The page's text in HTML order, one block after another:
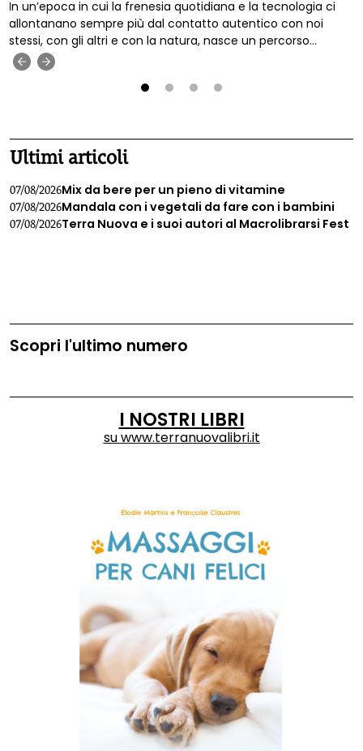
In un’epoca in cui la frenesia quotidiana e la tecnologia ci
allontanano sempre più dal contatto autentico con noi
stessi, con gli altri e con la natura, nasce un percorso
innovativo pensato per ricreare questa connessione
essenziale. La Scuola Nature Life Coach di Passi che
trasformano, con sede nel cuore rigoglioso del Trentino,
attraverso esperienze immerse nel mondo naturale.
Ultimi articoli
07/08/2026Mix da bere per un pieno di vitamine
07/08/2026Mandala con i vegetali da fare con i bambini
07/08/2026Terra Nuova e i suoi autori al Macrolibrarsi Fest
Scopri l'ultimo numero
I NOSTRI LIBRI
suwww.terranuovalibri.it